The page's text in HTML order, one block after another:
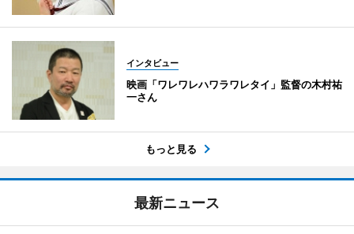
インタビュー
映画「ワレワレハワラワレタイ」監督の木村祐
一さん
もっと見る
最新ニュース